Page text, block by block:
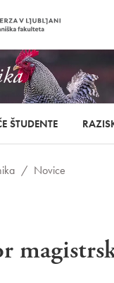
ŠTUDENTE
/ Novice